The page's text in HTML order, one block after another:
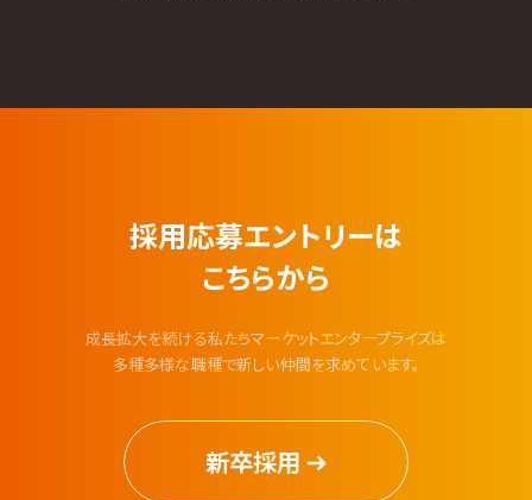
採用応募エントリーは
こちらから
成長拡大を続ける私たちマーケットエンタープライズは
多種多様な職種で新しい仲間を求めています。
新卒採用